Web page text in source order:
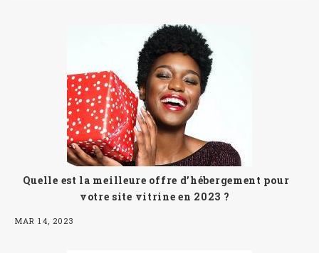
Quelle est la meilleure offre d’hébergement pour
votre site vitrine en 2023 ?
MAR 14, 2023